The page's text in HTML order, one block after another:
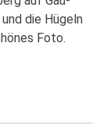
die Hügeln
Foto.